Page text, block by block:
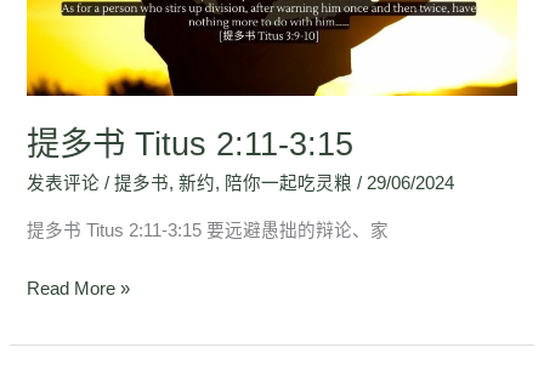
提多书 Titus 2:11-3:15
发表评论 /提多书,新约, 陪你一起吃灵粮 / 29/06/2024
提多书 Titus 2:11-3:15 要远避愚拙的辩论、家
3:15
Read More »